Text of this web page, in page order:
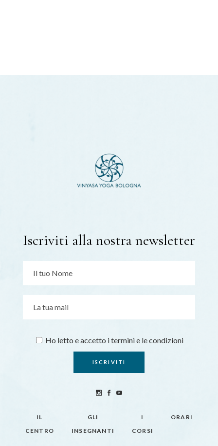
IL
CENTRO
GLI
INSEGNANTI
I
CORSI
ORARI
Iscriviti alla nostra newsletter
Ho letto e accetto i termini e le condizioni